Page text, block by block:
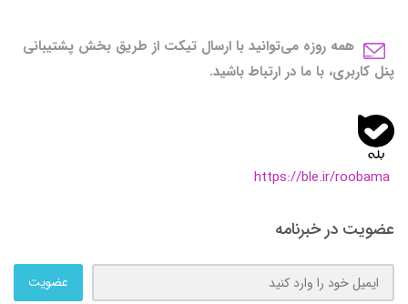
همه روزه می‌توانید با ارسال تیکت از طریق بخش پشتیبانی
پنل کاربری، با ما در ارتباط باشید.
https://ble.ir/roobama
عضویت در خبرنامه
عضویت